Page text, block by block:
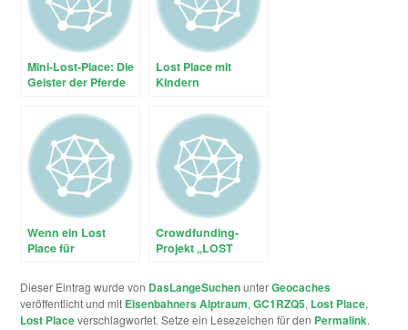
Mini-Lost-Place: Die
Geister der Pferde
Lost Place mit
Kindern
Wenn ein Lost
Place für
Crowdfunding-
Projekt „LOST
Berlin“
Dieser Eintrag wurde von DasLangeSuchenunterGeocaches
veröffentlicht und mit Eisenbahners Alptraum,GC1RZQ5, Lost Place,
Lost Placeverschlagwortet. Setze ein Lesezeichen für den Permalink.